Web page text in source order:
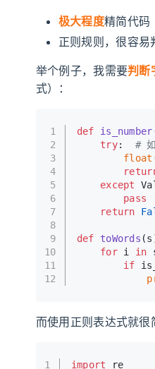
极大程度精简代码
正则规则，很容易
举个例子，我需要判断
式）：
1
2
3
4
5
6
7
8
9
10
11
12
def is_number
try: #
float
except
pass
return
def toWords (s
for i in
if
而使用正则表达式就很
1
import re